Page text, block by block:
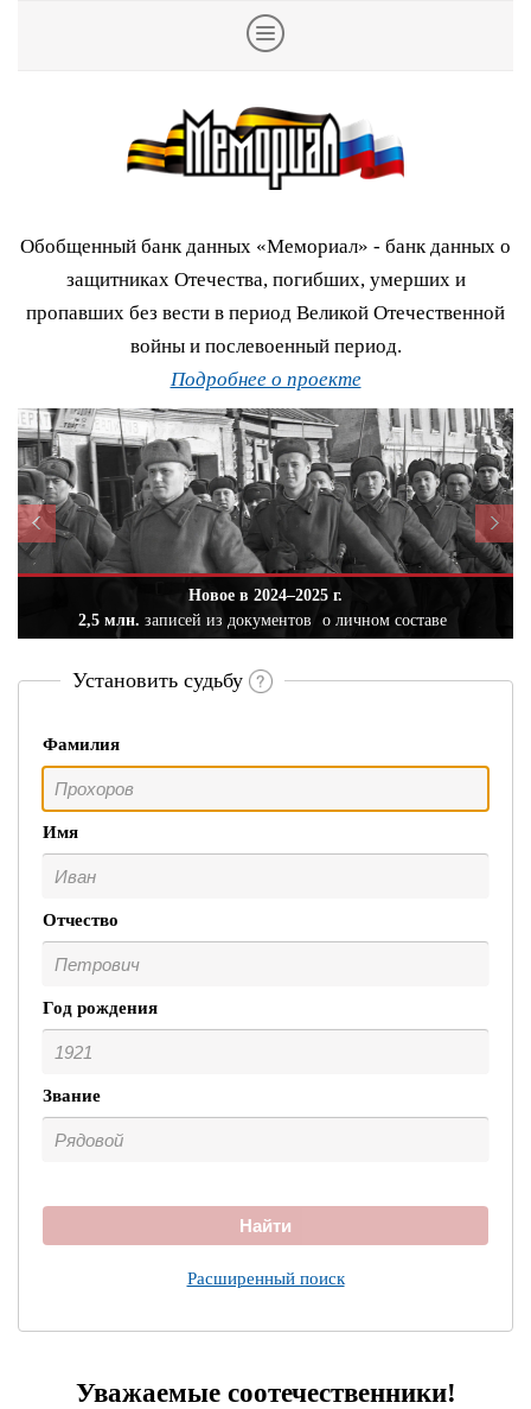
Обобщенный банк данных «Мемориал» - банк данных о
защитниках Отечества, погибших, умерших и
пропавших без вести в период Великой Отечественной
войны и послевоенный период.
Подробнее о проекте
Новое в 2024–2025 г.
2,5 млн. записей из документов о личном составе
Установить судьбу
Фамилия
Имя
Отчество
Год рождения
Звание
Найти
Расширенный поиск
Уважаемые соотечественники!